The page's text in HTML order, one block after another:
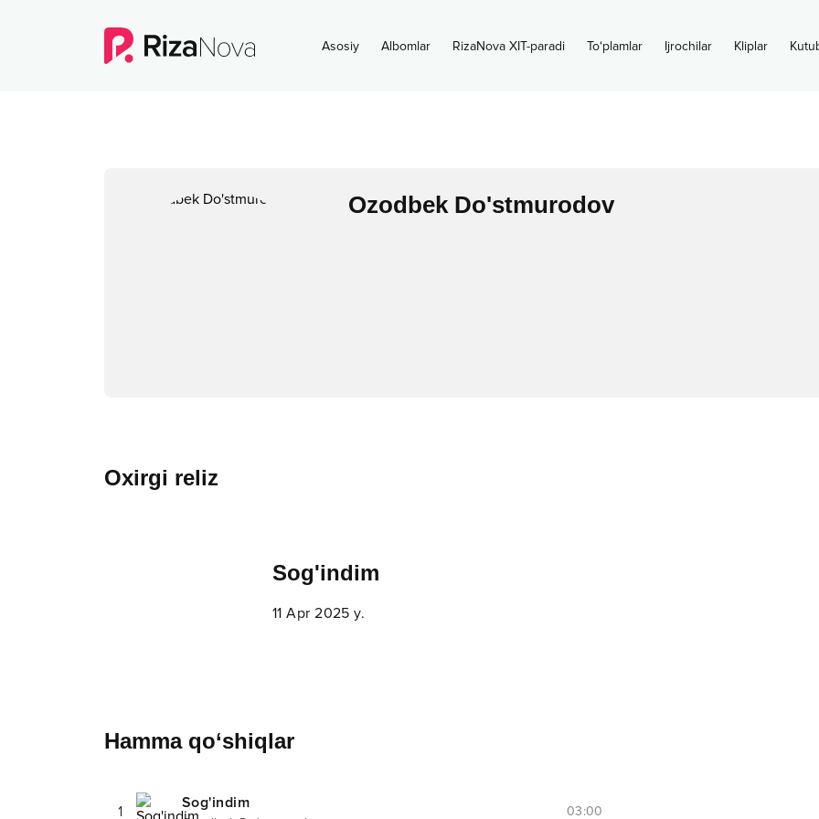
Asosiy Albomlar RizaNova XIT-paradi To‘plamlar Ijrochilar Kliplar
Ozodbek Do'stmurodov
Oxirgi reliz
Sog'indim
11 Apr 2025 y.
Hamma qo‘shiqlar
1 Sog'indim 03:00